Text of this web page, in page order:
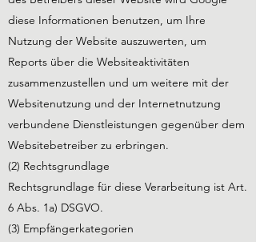
diese Informationen benutzen, um Ihre
Nutzung der Website auszuwerten, um
Reports über die Websiteaktivitäten
zusammenzustellen und um weitere mit der
Websitenutzung und der Internetnutzung
verbundene Dienstleistungen gegenüber dem
Websitebetreiber zu erbringen.
(2) Rechtsgrundlage
Rechtsgrundlage für diese Verarbeitung ist Art.
6 Abs. 1a) DSGVO.
(3) Empfängerkategorien